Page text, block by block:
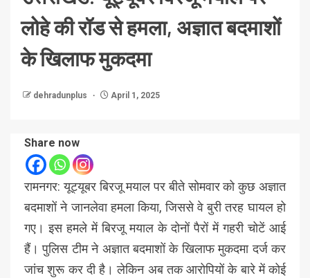
लोहे की रॉड से हमला, अज्ञात बदमाशों
के खिलाफ मुकदमा
dehradunplus April 1, 2025
Share now
रामनगर: यूट्यूबर बिरजू मयाल पर बीते सोमवार को कुछ अज्ञात
बदमाशों ने जानलेवा हमला किया, जिससे वे बुरी तरह घायल हो
गए। इस हमले में बिरजू मयाल के दोनों पैरों में गहरी चोटें आई
हैं। पुलिस टीम ने अज्ञात बदमाशों के खिलाफ मुकदमा दर्ज कर
जांच शुरू कर दी है। लेकिन अब तक आरोपियों के बारे में कोई